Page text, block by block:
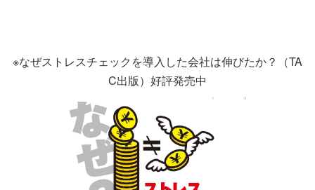
※なぜストレスチェックを導入した会社は伸びたか？（TA
C出版）好評発売中